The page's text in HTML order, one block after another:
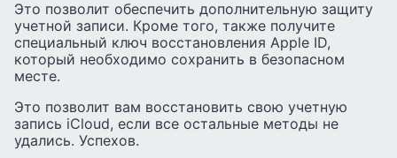
Это позволит обеспечить дополнительную защиту
учетной записи. Кроме того, также получите
специальный ключ восстановления Apple ID,
который необходимо сохранить в безопасном
месте.
Это позволит вам восстановить свою учетную
запись iCloud, если все остальные методы не
удались. Успехов.